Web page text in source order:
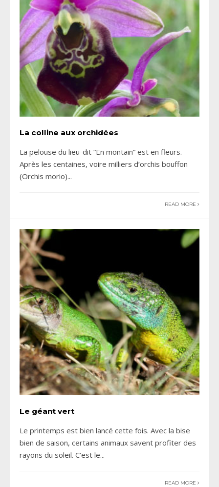
La colline aux orchidées
La pelouse du lieu-dit “En montain” est en fleurs.
Après les centaines, voire milliers d’orchis bouffon
(Orchis morio)...
READ MORE
Le géant vert
Le printemps est bien lancé cette fois. Avec la bise
bien de saison, certains animaux savent profiter des
rayons du soleil. C’est le...
READ MORE